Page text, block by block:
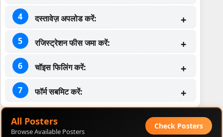
दस्तावेज़ अपलोड करें:
रजिस्ट्रेशन फीस जमा करें:
चॉइस फिलिंग करें:
फॉर्म सबमिट करें:
All Posters
Browse Available Posters
Check Posters